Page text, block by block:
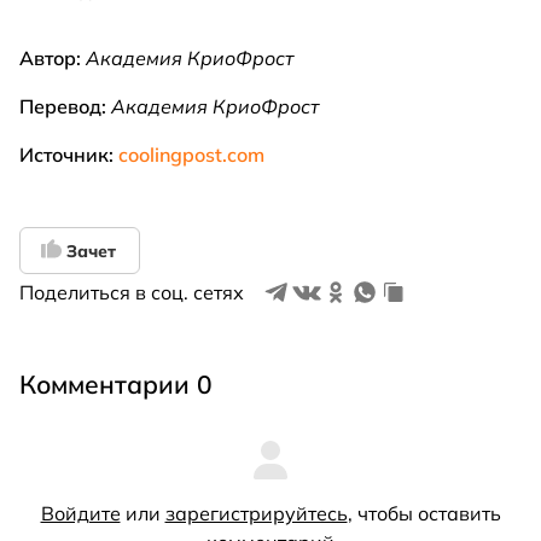
Автор: Академия КриоФрост
Перевод: Академия КриоФрост
Источник: coolingpost.com
Зачет
Поделиться в соц. сетях
Комментарии 0
Войдите или зарегистрируйтесь, чтобы оставить